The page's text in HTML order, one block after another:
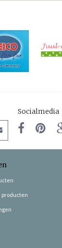
Socialmedia
producten